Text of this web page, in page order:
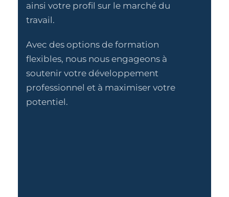
ainsi votre profil sur le marché du
travail.
Avec des options de formation
flexibles, nous nous engageons à
soutenir votre développement
professionnel et à maximiser votre
potentiel.